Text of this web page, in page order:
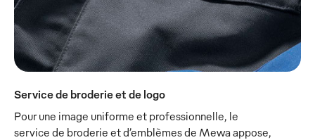
Service de broderie et de logo
Pour une image uniforme et professionnelle, le
service de broderie et d’emblèmes de Mewa appose,